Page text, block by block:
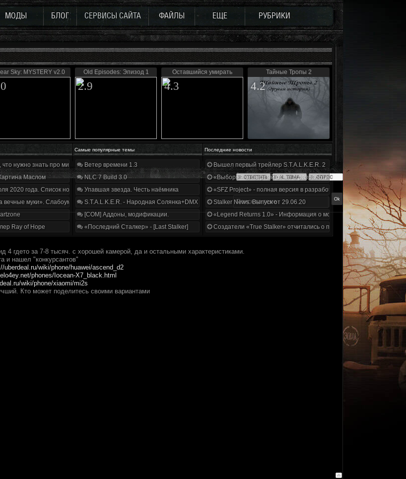
МОДЫ БЛОГ СЕРВИСЫ САЙТА ФАЙЛЫ ЕЩЕ РУБРИКИ
Sky: MYSTERY v2.0 Old Episodes: Эпизод 1
2.9
Оставшийся умирать
4.3
Тайные Тропы 2
4.2
Самые популярные темы Последние новости
что нужно знать про мир, геймплей и сюжет | Разбор трейлера
Маслом
2020 года. Список нововведений
муки». Слабоумие и отвага
Ray of Hope
Ветер времени 1.3
NLC 7 Build 3.0
Упавшая звезда. Честь наёмника
S.T.A.L.K.E.R. - Народная Солянка+DMX 1.3.5.ООП.МА.К.
[COM] Аддоны, модификации.
«Последний Сталкер» - [Last Stalker]
Вышел первый трейлер S.T.A.L.K.E.R. 2
«Выбор» - четвертый отчет о разработке!
«SFZ Project» - полная версия в разработке!
Stalker News. Выпуск от 29.06.20
«Legend Returns 1.0» - Информация о моде за июнь 2020
Создатели «True Stalker» отчитались о проделанной работе
4 гдето за 7-8 тысяч. с хорошей камерой, да и остальными характеристиками.
и нашел "конкурсантов"
uberdeal.ru/wiki/phone/huawei/ascend_d2
phones/Iocean-X7_black.html
wiki/phone/xiaomi/mi2s
Кто может поделитесь своими вариантами